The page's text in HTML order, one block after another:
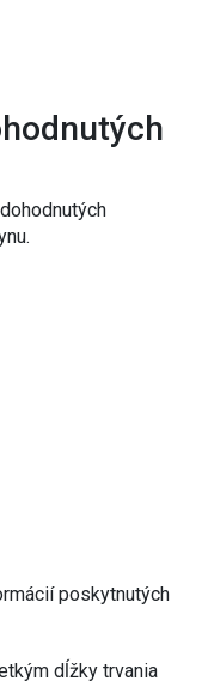
poskytnutých
dĺžky trvania